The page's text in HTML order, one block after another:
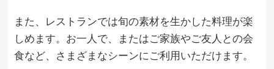
また、レストランでは旬の素材を生かした料理が楽
しめます。お一人で、またはご家族やご友人との会
食など、さまざまなシーンにご利用いただけます。